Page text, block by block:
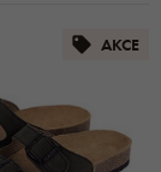
AKCE